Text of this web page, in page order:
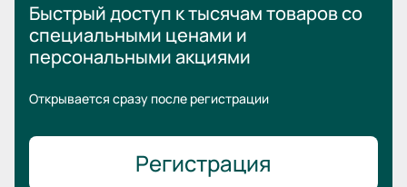
Быстрый доступ к тысячам товаровсо
специальными ценами и
персональными акциями
Открывается сразу после регистрации
Регистрация